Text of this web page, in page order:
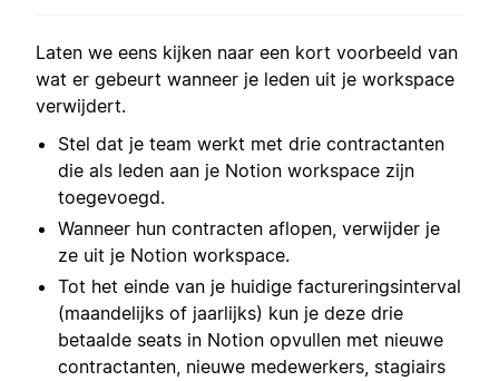
Laten we eens kijken naar een kort voorbeeld van
wat er gebeurt wanneer je leden uit je workspace
verwijdert.
Stel dat je team werkt met drie contractanten
die als leden aan je Notion workspace zijn
toegevoegd.
Wanneer hun contracten aflopen, verwijder je
ze uit je Notion workspace.
Tot het einde van je huidige factureringsinterval
(maandelijks of jaarlijks) kun je deze drie
betaalde seats in Notion opvullen met nieuwe
contractanten, nieuwe medewerkers, stagiairs